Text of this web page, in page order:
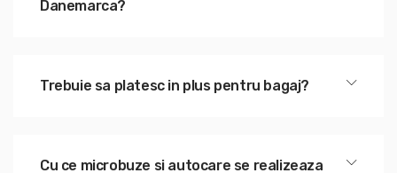
Danemarca?
Trebuie sa platesc in plus pentru bagaj?
Cu ce microbuze si autocare se realizeaza